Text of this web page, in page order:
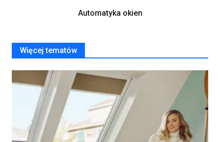
Automatyka okien
Więcej tematów